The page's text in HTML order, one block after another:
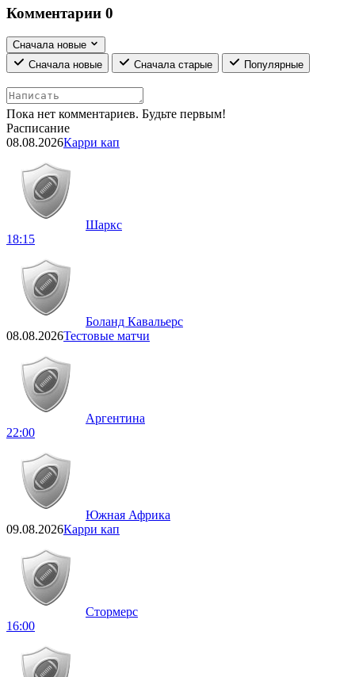
Комментарии 0
Сначала новые
Сначала новые
Сначала старые Популярные
Пока нет комментариев. Будьте первым!
Расписание
08.08.2026Карри кап
Шаркс
18:15
Боланд Кавальерс
08.08.2026Тестовые матчи
Аргентина
22:00
Южная Африка
09.08.2026Карри кап
Стормерс
16:00